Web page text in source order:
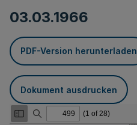
03.03.1966
PDF-Version herunterladen
Dokument ausdrucken